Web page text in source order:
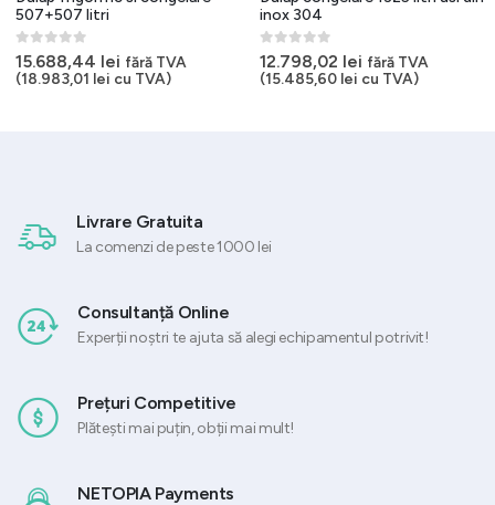
507+507 litri
0 out of 5
15.688,44 lei fără TVA
(18.983,01 lei cu TVA)
inox 304
0out of 5
12.798,02 lei fără TVA
(15.485,60 lei cu TVA)
Livrare Gratuita
La comenzi de peste 1000 lei
Consultanță Online
Experții noștri te ajuta să alegi echipamentul potrivit!
Prețuri Competitive
Plătești mai puțin, obții mai mult!
NETOPIA Payments